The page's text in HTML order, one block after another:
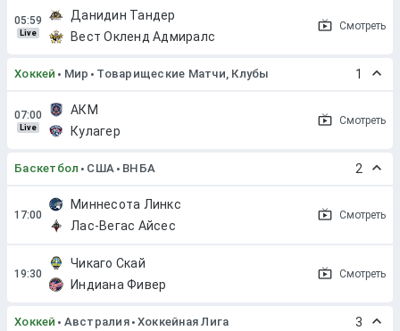
Live
Данидин Тандер
Вест Окленд Адмиралс
Смотреть
Хоккей Мир Товарищеские Матчи, Клубы 1
Live
АКМ
Кулагер
Смотреть
Баскетбол США ВНБА 2
Миннесота Линкс
Лас-Вегас Айсес
Смотреть
Чикаго Скай
Индиана Фивер
Смотреть
Хоккей Австралия Хоккейная Лига 3